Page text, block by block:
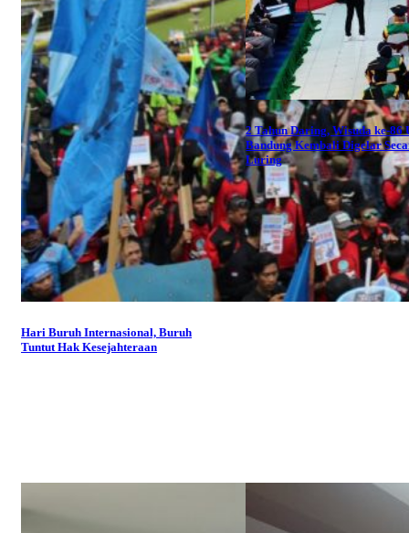
Hari Buruh Internasional, Buruh
Tuntut Hak Kesejahteraan
2 Tahun Daring, Wisuda ke-86
Bandung Kembali Digelar
Luring